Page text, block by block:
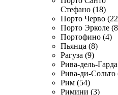
Стефано (18)
Порто Черво
Порто Эрколе
Портофино (4)
Пьянца (8)
Рагуза (9)
Рива-дель-
Рива-ди-Сольто
Рим (54)
Римини (3)